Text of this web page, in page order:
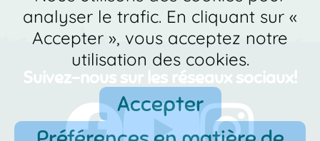
Suivez-nous sur les réseaux sociaux!
analyser le trafic. En cliquant sur «
Accepter », vous acceptez notre
utilisation des cookies.
Accepter